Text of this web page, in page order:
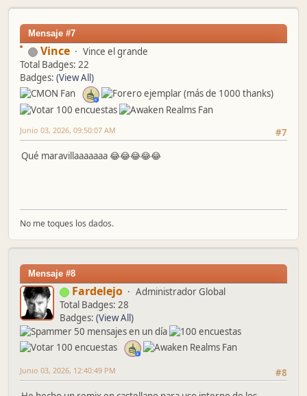
Mensaje #7
Vince
Vince el grande
Total Badges: 22
Badges: (View All)
#7
Junio 03, 2026, 09:50:07 AM
Qué maravillaaaaaaa 😂😂😂😂😂
No me toques los dados.
Mensaje #8
Fardelejo
Administrador Global
Total Badges: 28
Badges: (View All)
#8
Junio 03, 2026, 12:40:49 PM